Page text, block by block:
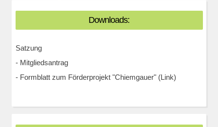
Downloads:
Satzung
- Mitgliedsantrag
- Formblatt zum Förderprojekt "Chiemgauer" (Link)